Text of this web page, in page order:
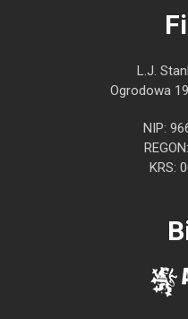
L.J.
Ogrodowa
NIP:
KRS: